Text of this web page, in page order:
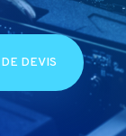
DEVIS